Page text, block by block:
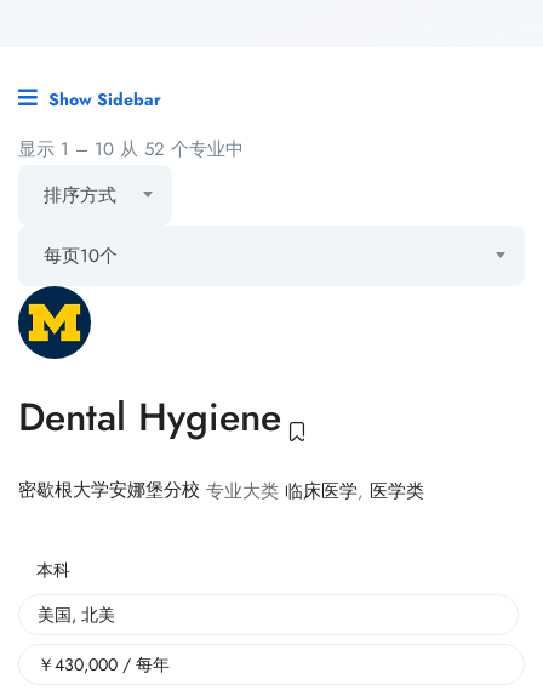
Show Sidebar
显示 1 – 10 从 52 个专业中
排序方式
每页10个
Dental Hygiene
密歇根大学安娜堡分校 专业大类 临床医学, 医学类
本科
美国, 北美
￥430,000 / 每年